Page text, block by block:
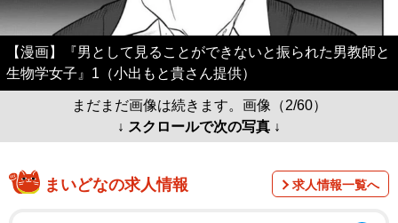
【漫画】『男として見ることができないと振られた男教師と
生物学女子』1（小出もと貴さん提供）
まだまだ画像は続きます。画像（2/60）
↓ スクロールで次の写真 ↓
まいどなの求人情報 求人情報一覧へ